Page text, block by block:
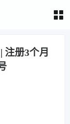
注册3个月